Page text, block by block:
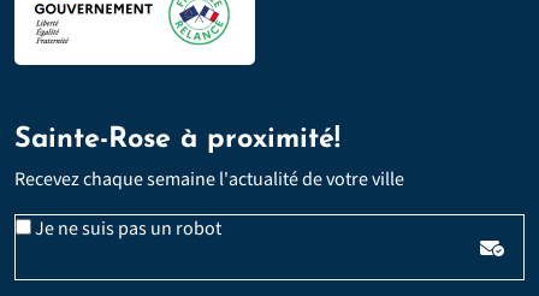
Sainte-Rose à proximité!
Recevez chaque semaine l'actualité de votre ville
Je ne suis pas un robotEmail